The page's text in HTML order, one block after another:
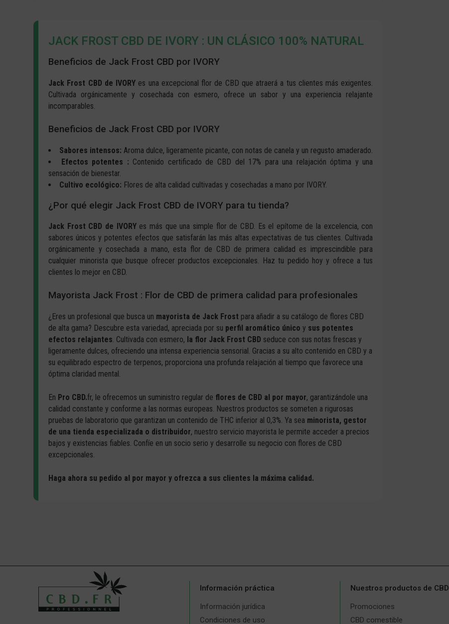
JACK FROST CBD DE IVORY : UN CLÁSICO 100% NATURAL
Beneficios de Jack Frost CBD por IVORY
Jack Frost CBD de IVORY es una excepcionalflor de CBD que atraerá a tus clientes más exigentes.
Cultivada orgánicamente y cosechada con esmero, ofrece un sabor y una experiencia relajante
incomparables.
Beneficios de Jack Frost CBD por IVORY
Sabores intensos: Aroma dulce, ligeramente picante, con notas de canela y un regusto amaderado.
Efectos potentes : Contenido certificado de CBD del 17% para una relajación óptima y una
sensación de bienestar.
Cultivo ecológico: Flores de alta calidad cultivadas y cosechadas a mano por IVORY.
¿Por qué elegir Jack Frost CBD de IVORY para tu tienda?
Jack Frost CBD de IVORYes más que una simple flor de CBD. Es el epítome de la excelencia, con
sabores únicos y potentes efectos que satisfarán las más altas expectativas de tus clientes. Cultivada
orgánicamente y cosechada a mano, esta flor de CBD de primera calidad es imprescindible para
cualquier minorista que busque ofrecer productos excepcionales. Haz tu pedido hoy y ofrece a tus
clientes lo mejor en CBD.
Mayorista Jack Frost : Flor de CBD de primera calidad para profesionales
¿Eres un profesional que busca un mayorista de Jack Frost para añadir a su catálogo de flores CBD
de alta gama? Descubre esta variedad, apreciada por su perfil aromático único y sus potentes
efectos relajantes. Cultivada con esmero, la flor Jack Frost CBD seduce con sus notas frescas y
ligeramente dulces, ofreciendo una intensa experiencia sensorial. Gracias a su alto contenido en CBD y a
su equilibrado espectro de terpenos, proporciona una profunda relajación al tiempo que favorece una
óptima claridad mental.
En Pro CBD.fr, le ofrecemos un suministro regular de flores de CBD al por mayor, garantizándole una
calidad constante y conforme a las normas europeas. Nuestros productos se someten a rigurosas
pruebas de laboratorio que garantizan un contenido de THC inferior al 0,3%. Ya sea minorista, gestor
de una tienda especializada o distribuidor, nuestro servicio mayorista le permite acceder a precios
bajos y existencias fiables. Confíe en un socio serio y desarrolle su negocio con flores de CBD
excepcionales.
Haga ahora su pedido al por mayor y ofrezca a sus clientes la máxima calidad.
Información práctica
Información jurídica
Condiciones de uso
Nuestros productos de CBD
Promociones
CBD comestible